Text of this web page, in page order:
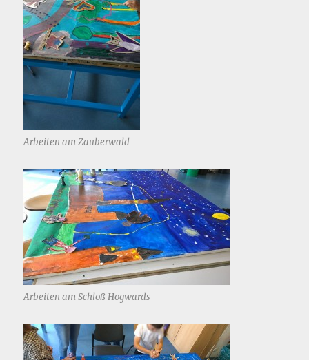
Arbeiten am Zauberwald
Arbeiten am Schloß Hogwards